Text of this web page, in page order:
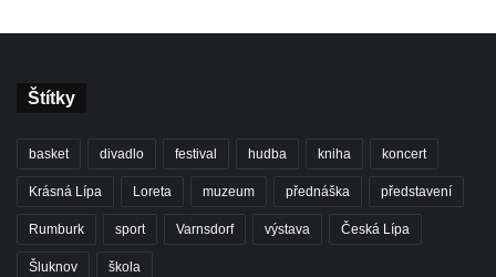
Štítky
basket divadlo festival hudba kniha koncert
Krásná Lípa Loreta muzeum přednáška představení
Rumburk sport Varnsdorf výstava Česká Lípa
Šluknov škola